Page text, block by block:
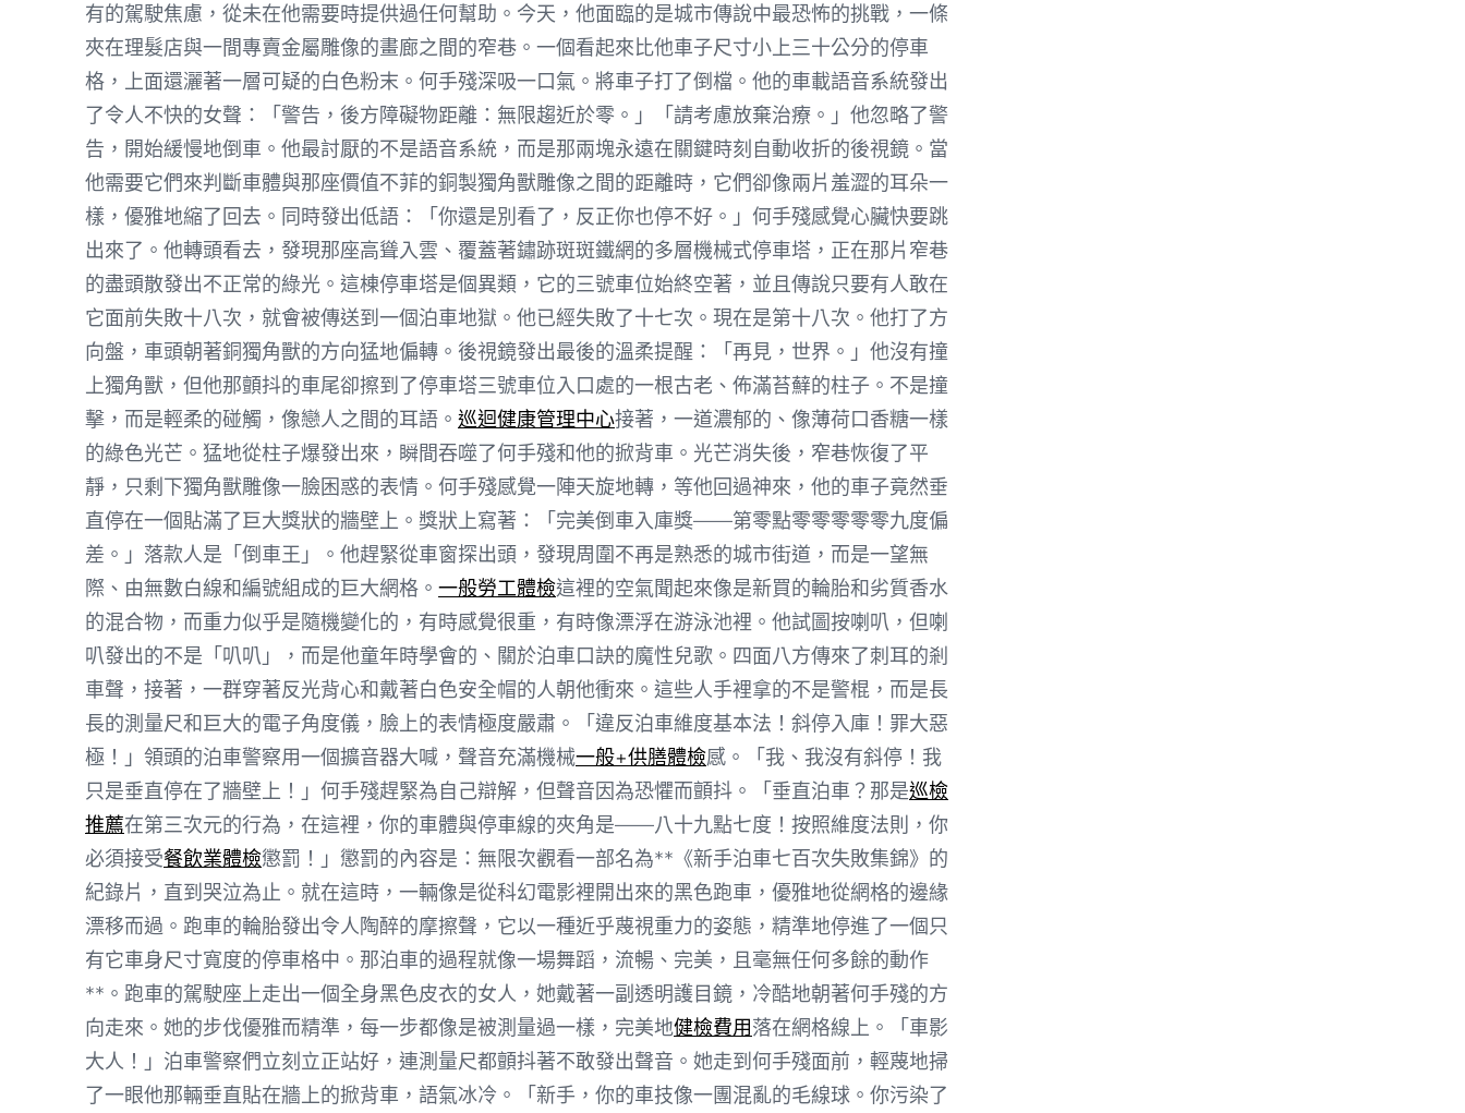
有的駕駛焦慮，從未在他需要時提供過任何幫助。今天，他面臨的是城市傳說中最恐怖的挑戰，一條
夾在理髮店與一間專賣金屬雕像的畫廊之間的窄巷。一個看起來比他車子尺寸小上三十公分的停車
格，上面還灑著一層可疑的白色粉末。何手殘深吸一口氣。將車子打了倒檔。他的車載語音系統發出
了令人不快的女聲：「警告，後方障礙物距離：無限趨近於零。」「請考慮放棄治療。」他忽略了警
告，開始緩慢地倒車。他最討厭的不是語音系統，而是那兩塊永遠在關鍵時刻自動收折的後視鏡。當
他需要它們來判斷車體與那座價值不菲的銅製獨角獸雕像之間的距離時，它們卻像兩片羞澀的耳朵一
樣，優雅地縮了回去。同時發出低語：「你還是別看了，反正你也停不好。」何手殘感覺心臟快要跳
出來了。他轉頭看去，發現那座高聳入雲、覆蓋著鏽跡斑斑鐵網的多層機械式停車塔，正在那片窄巷
的盡頭散發出不正常的綠光。這棟停車塔是個異類，它的三號車位始終空著，並且傳說只要有人敢在
它面前失敗十八次，就會被傳送到一個泊車地獄。他已經失敗了十七次。現在是第十八次。他打了方
向盤，車頭朝著銅獨角獸的方向猛地偏轉。後視鏡發出最後的溫柔提醒：「再見，世界。」他沒有撞
上獨角獸，但他那顫抖的車尾卻擦到了停車塔三號車位入口處的一根古老、佈滿苔蘚的柱子。不是撞
擊，而是輕柔的碰觸，像戀人之間的耳語。 巡迴健康管理中心接著，一道濃郁的、像薄荷口香糖一樣
的綠色光芒。猛地從柱子爆發出來，瞬間吞噬了何手殘和他的掀背車。光芒消失後，窄巷恢復了平
靜，只剩下獨角獸雕像一臉困惑的表情。何手殘感覺一陣天旋地轉，等他回過神來，他的車子竟然垂
直停在一個貼滿了巨大獎狀的牆壁上。獎狀上寫著：「完美倒車入庫獎——第零點零零零零零九度偏
差。」落款人是「倒車王」。他趕緊從車窗探出頭，發現周圍不再是熟悉的城市街道，而是一望無
際、由無數白線和編號組成的巨大網格。 一般勞工體檢這裡的空氣聞起來像是新買的輪胎和劣質香水
的混合物，而重力似乎是隨機變化的，有時感覺很重，有時像漂浮在游泳池裡。他試圖按喇叭，但喇
叭發出的不是「叭叭」，而是他童年時學會的、關於泊車口訣的魔性兒歌。四面八方傳來了刺耳的剎
車聲，接著，一群穿著反光背心和戴著白色安全帽的人朝他衝來。這些人手裡拿的不是警棍，而是長
長的測量尺和巨大的電子角度儀，臉上的表情極度嚴肅。「違反泊車維度基本法！斜停入庫！罪大惡
極！」領頭的泊車警察用一個擴音器大喊，聲音充滿機械一般+供膳體檢感。「我、我沒有斜停！我
只是垂直停在了牆壁上！」何手殘趕緊為自己辯解，但聲音因為恐懼而顫抖。「垂直泊車？那是巡檢
推薦在第三次元的行為，在這裡，你的車體與停車線的夾角是——八十九點七度！按照維度法則，你
必須接受餐飲業體檢懲罰！」懲罰的內容是：無限次觀看一部名為**《新手泊車七百次失敗集錦》的
紀錄片，直到哭泣為止。就在這時，一輛像是從科幻電影裡開出來的黑色跑車，優雅地從網格的邊緣
漂移而過。跑車的輪胎發出令人陶醉的摩擦聲，它以一種近乎蔑視重力的姿態，精準地停進了一個只
有它車身尺寸寬度的停車格中。那泊車的過程就像一場舞蹈，流暢、完美，且毫無任何多餘的動作
**。跑車的駕駛座上走出一個全身黑色皮衣的女人，她戴著一副透明護目鏡，冷酷地朝著何手殘的方
向走來。她的步伐優雅而精準，每一步都像是被測量過一樣，完美地健檢費用落在網格線上。「車影
大人！」泊車警察們立刻立正站好，連測量尺都顫抖著不敢發出聲音。她走到何手殘面前，輕蔑地掃
了一眼他那輛垂直貼在牆上的掀背車，語氣冰冷。「新手，你的車技像一團混亂的毛線球。你污染了